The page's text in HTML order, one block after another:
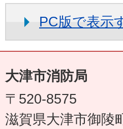
PC版で表示
大津市消防局
〒520-8575
滋賀県大津市御陵